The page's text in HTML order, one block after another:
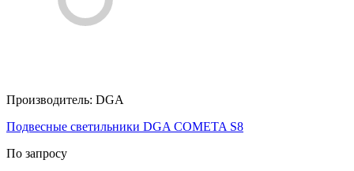
Производитель: DGA
Подвесные светильники DGA COMETA S8
По запросу